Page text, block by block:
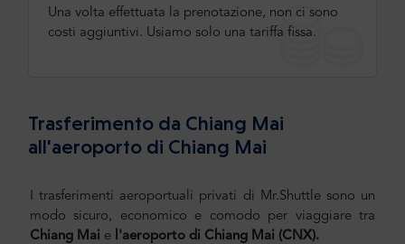
Una volta effettuata la prenotazione, non ci sono
costi aggiuntivi. Usiamo solo una tariffa fissa.
Trasferimento da Chiang Mai
all'aeroporto di Chiang Mai
I trasferimenti aeroportuali privati di Mr.Shuttle sono un
modo sicuro, economico e comodo per viaggiare tra
Chiang Mai e l'aeroporto di Chiang Mai (CNX).